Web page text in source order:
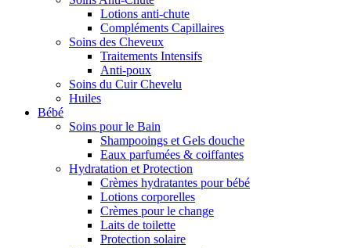
Lotions anti-chute
Compléments Capillaires
Soins des Cheveux
Traitements Intensifs
Anti-poux
Soins du Cuir Chevelu
Huiles
Bébé
Soins pour le Bain
Shampooings et Gels douche
Eaux parfumées & coiffantes
Hydratation et Protection
Crèmes hydratantes pour bébé
Lotions corporelles
Crèmes pour le change
Laits de toilette
Protection solaire